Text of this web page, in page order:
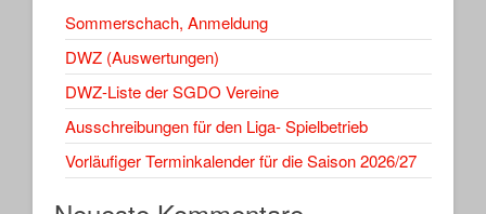
Sommerschach, Anmeldung
DWZ (Auswertungen)
DWZ-Liste der SGDO Vereine
Ausschreibungen für den Liga- Spielbetrieb
Vorläufiger Terminkalender für die Saison 2026/27